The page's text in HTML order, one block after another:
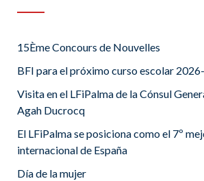
15Ème Concours de Nouvelles
BFI para el próximo curso escolar
Visita en el LFiPalma de la Cónsul
Agah Ducrocq
El LFiPalma se posiciona como el 7º
internacional de España
Día de la mujer